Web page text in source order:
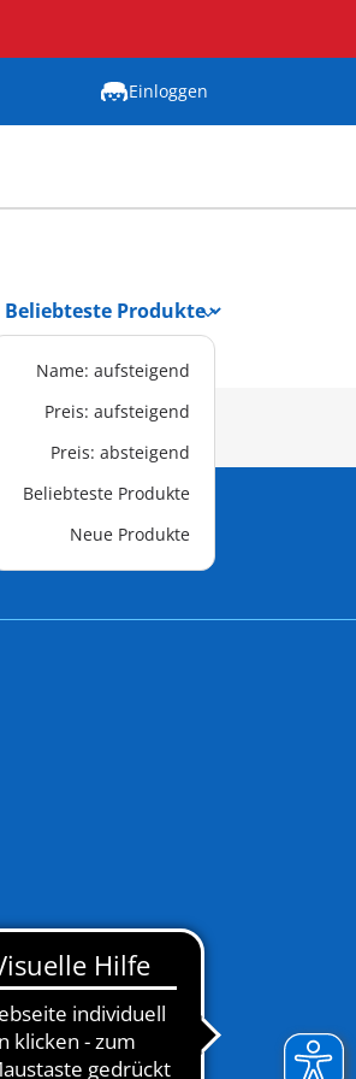
Einloggen
Name: aufsteigend
Preis: aufsteigend
Preis: absteigend
Beliebteste Produkte
Neue Produkte
Anmelden